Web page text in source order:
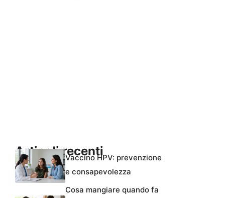
Articoli recentiVaccino HPV: prevenzione
e consapevolezza
Cosa mangiare quando fa